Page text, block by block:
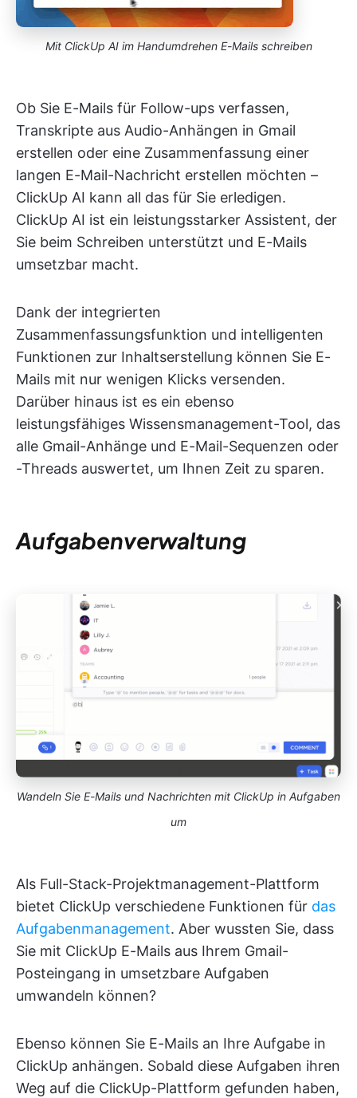
Mit ClickUp AI im Handumdrehen E-Mails schreiben
Ob Sie E-Mails für Follow-ups verfassen,
Transkripte aus Audio-Anhängen in Gmail
erstellen oder eine Zusammenfassung einer
langen E-Mail-Nachricht erstellen möchten –
ClickUp AI kann all das für Sie erledigen.
ClickUp AI ist ein leistungsstarker Assistent, der
Sie beim Schreiben unterstützt und E-Mails
umsetzbar macht.
Dank der integrierten
Zusammenfassungsfunktion und intelligenten
Funktionen zur Inhaltserstellung können Sie E-
Mails mit nur wenigen Klicks versenden.
Darüber hinaus ist es ein ebenso
leistungsfähiges Wissensmanagement-Tool, das
alle Gmail-Anhänge und E-Mail-Sequenzen oder
-Threads auswertet, um Ihnen Zeit zu sparen.
Aufgabenverwaltung
Wandeln Sie E-Mails und Nachrichten mit ClickUp in Aufgaben
um
Als Full-Stack-Projektmanagement-Plattform
bietet ClickUp verschiedene Funktionen für das
Aufgabenmanagement. Aber wussten Sie, dass
Sie mit ClickUp E-Mails aus Ihrem Gmail-
Posteingang in umsetzbare Aufgaben
umwandeln können?
Ebenso können Sie E-Mails an Ihre Aufgabe in
ClickUp anhängen. Sobald diese Aufgaben ihren
Weg auf die ClickUp-Plattform gefunden haben,